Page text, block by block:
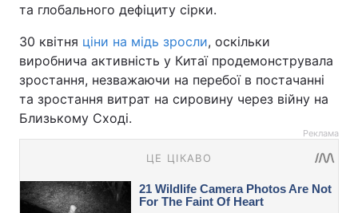
та глобального дефіциту сірки.
30 квітня ціни на мідь зросли, оскільки
виробнича активність у Китаї продемонструвала
зростання, незважаючи на перебої в постачанні
та зростання витрат на сировину через війну на
Близькому Сході.
Реклама